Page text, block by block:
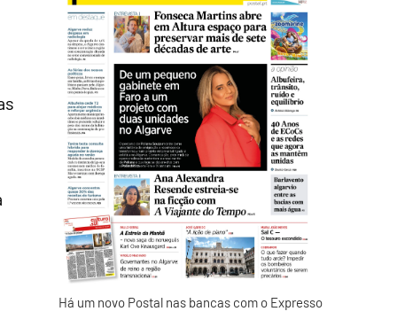
Há um novo Postal nas bancas com o Expresso